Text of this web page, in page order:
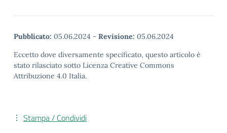
Pubblicato: 05.06.2024 - Revisione: 05.06.2024
Eccetto dove diversamente specificato, questo articolo è
stato rilasciato sotto Licenza Creative Commons
Attribuzione 4.0 Italia.
Stampa / Condividi